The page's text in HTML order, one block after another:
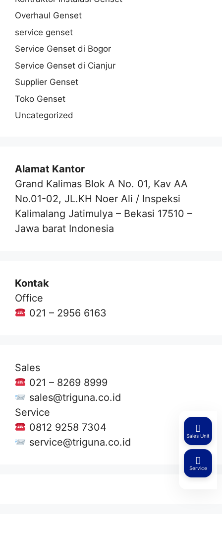
Overhaul Genset
service genset
Service Genset di Bogor
Service Genset di Cianjur
Supplier Genset
Toko Genset
Uncategorized
Alamat Kantor
Grand Kalimas Blok A No. 01, Kav AA
No.01-02, JL.KH Noer Ali / Inspeksi
Kalimalang Jatimulya – Bekasi 17510 –
Jawa barat Indonesia
Kontak
Office
021 – 2956 6163
Sales
021 – 8269 8999
sales@triguna.co.id
Service
0812 9258 7304
service@triguna.co.id
Sales Unit
Service